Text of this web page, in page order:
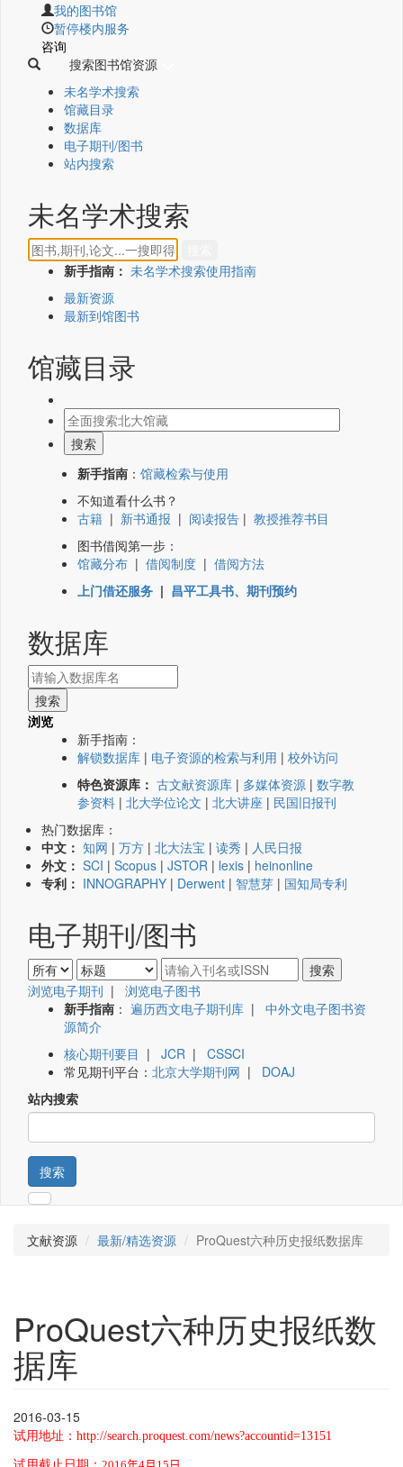
我的图书馆
暂停楼内服务
咨询
搜索图书馆资源
未名学术搜索
馆藏目录
数据库
电子期刊/图书
站内搜索
未名学术搜索
新手指南： 未名学术搜索使用指南
最新资源
最新到馆图书
馆藏目录
新手指南 ： 馆藏检索与使用
不知道看什么书？
古籍 | 新书通报 | 阅读报告 | 教授推荐书目
图书借阅第一步：
馆藏分布 | 借阅制度 | 借阅方法
上门借还服务 | 昌平工具书、期刊预约
数据库
浏览
新手指南：
解锁数据库 | 电子资源的检索与利用 | 校外访问
特色资源库： 古文献资源库 | 多媒体资源 | 数字教
参资料 | 北大学位论文 | 北大讲座 | 民国旧报刊
热门数据库：
中文： 知网 | 万方 | 北大法宝 | 读秀 | 人民日报
外文： SCI | Scopus | JSTOR | lexis | heinonline
专利： INNOGRAPHY | Derwent | 智慧芽 | 国知局专利
电子期刊/图书
浏览电子期刊 | 浏览电子图书
新手指南 ： 遍历西文电子期刊库 | 中外文电子图书资
源简介
核心期刊要目 | JCR | CSSCI
常见期刊平台： 北京大学期刊网 | DOAJ
站内搜索
搜索
文献资源 最新/精选资源 ProQuest六种历史报纸数据库
ProQuest六种历史报纸数
据库
2016-03-15
试用地址： http://search.proquest.com/news?accountid=13151